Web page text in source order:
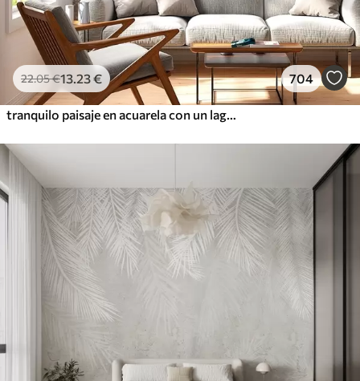
22.05€13.23€ 704
tranquilo paisaje en acuarela con un lago y un árbol en flor